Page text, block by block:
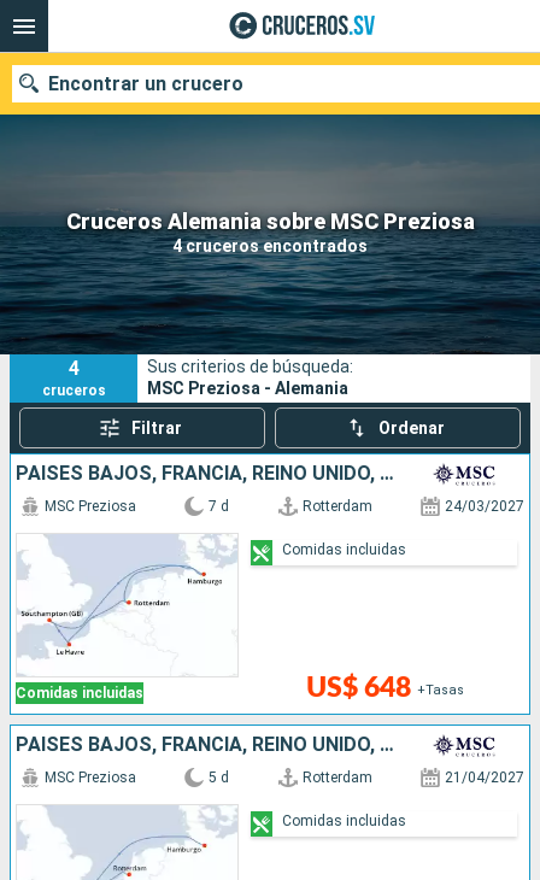
Cruceros Alemania sobre MSC Preziosa
4 cruceros encontrados
Encontrar un crucero
Nuestros destinos
Fecha de salida
Puertos Compañías
Buscar
4
cruceros
Sus criterios de búsqueda:
MSC Preziosa - Alemania
Filtrar Ordenar
PAISES BAJOS, FRANCIA, REINO UNIDO, ALEMANIA
Comidas incluidas
MSC Preziosa 7 d Rotterdam 24/03/2027
US$ 648 +Tasas
Comidas incluidas
PAISES BAJOS, FRANCIA, REINO UNIDO, ALEMANIA
MSC Preziosa 5 d Rotterdam 21/04/2027
Comidas incluidas